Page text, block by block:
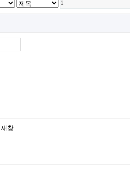
새창